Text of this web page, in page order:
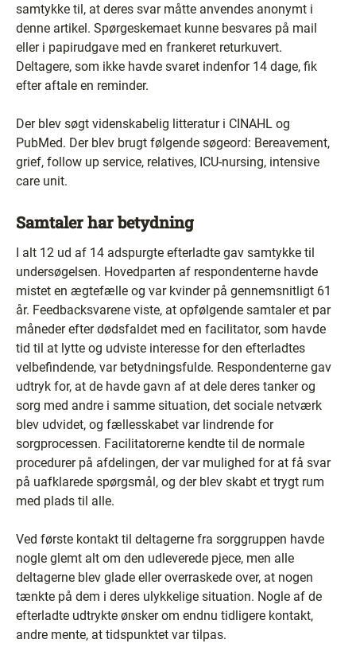
samtykke til, at deres svar måtte anvendes anonymt i
denne artikel. Spørgeskemaet kunne besvares på mail
eller i papirudgave med en frankeret returkuvert.
Deltagere, som ikke havde svaret indenfor 14 dage, fik
efter aftale en reminder.
Der blev søgt videnskabelig litteratur i CINAHL og
PubMed. Der blev brugt følgende søgeord: Bereavement,
grief, follow up service, relatives, ICU-nursing, intensive
care unit.
Samtaler har betydning
I alt 12 ud af 14 adspurgte efterladte gav samtykke til
undersøgelsen. Hovedparten af respondenterne havde
mistet en ægtefælle og var kvinder på gennemsnitligt 61
år. Feedbacksvarene viste, at opfølgende samtaler et par
måneder efter dødsfaldet med en facilitator, som havde
tid til at lytte og udviste interesse for den efterladtes
velbefindende, var betydningsfulde. Respondenterne gav
udtryk for, at de havde gavn af at dele deres tanker og
sorg med andre i samme situation, det sociale netværk
blev udvidet, og fællesskabet var lindrende for
sorgprocessen. Facilitatorerne kendte til de normale
procedurer på afdelingen, der var mulighed for at få svar
på uafklarede spørgsmål, og der blev skabt et trygt rum
med plads til alle.
Ved første kontakt til deltagerne fra sorggruppen havde
nogle glemt alt om den udleverede pjece, men alle
deltagerne blev glade eller overraskede over, at nogen
tænkte på dem i deres ulykkelige situation. Nogle af de
efterladte udtrykte ønsker om endnu tidligere kontakt,
andre mente, at tidspunktet var tilpas.